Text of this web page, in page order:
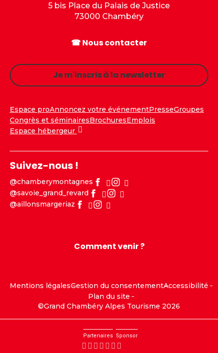
5 bis Place du Palais de Justice
73000 Chambéry
☎ Nous contacter
Je m'inscris à la newsletter
Espace proAnnoncez votre événementPresseGroupes
Congrès et séminairesBrochuresEmplois
Espace hébergeur
Suivez-nous !
@chamberymontagnes
@savoie_grand_revard
@aillonsmargeriaz
Comment venir ?
Mentions légalesGestion du consentementAccessibilité
Plan du site
©Grand Chambéry Alpes Tourisme 2026
Partenaires Sponsor